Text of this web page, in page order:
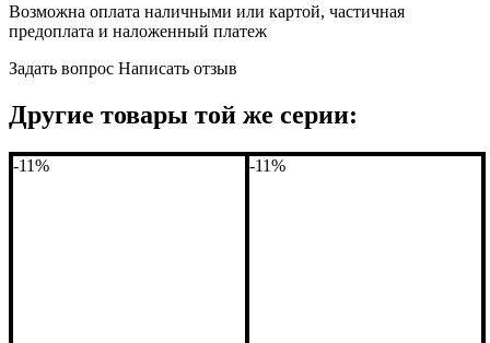
Возможна оплата наличными или картой, частичная
предоплата и наложенный платеж
Задать вопрос Написать отзыв
Другие товары той же серии:
-11% -11%